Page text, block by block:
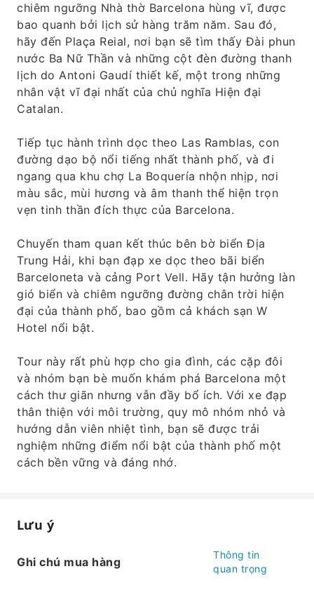
chiêm ngưỡng Nhà thờ Barcelona hùng vĩ, được
bao quanh bởi lịch sử hàng trăm năm. Sau đó,
hãy đến Plaça Reial, nơi bạn sẽ tìm thấy Đài phun
nước Ba Nữ Thần và những cột đèn đường thanh
lịch do Antoni Gaudí thiết kế, một trong những
nhân vật vĩ đại nhất của chủ nghĩa Hiện đại
Catalan.
Tiếp tục hành trình dọc theo Las Ramblas, con
đường dạo bộ nổi tiếng nhất thành phố, và đi
ngang qua khu chợ La Boquería nhộn nhịp, nơi
màu sắc, mùi hương và âm thanh thể hiện trọn
vẹn tinh thần đích thực của Barcelona.
Chuyến tham quan kết thúc bên bờ biển Địa
Trung Hải, khi bạn đạp xe dọc theo bãi biển
Barceloneta và cảng Port Vell. Hãy tận hưởng làn
gió biển và chiêm ngưỡng đường chân trời hiện
đại của thành phố, bao gồm cả khách sạn W
Hotel nổi bật.
Tour này rất phù hợp cho gia đình, các cặp đôi
và nhóm bạn bè muốn khám phá Barcelona một
cách thư giãn nhưng vẫn đầy bổ ích. Với xe đạp
thân thiện với môi trường, quy mô nhóm nhỏ và
hướng dẫn viên nhiệt tình, bạn sẽ được trải
nghiệm những điểm nổi bật của thành phố một
cách bền vững và đáng nhớ.
Lưu ý
Ghi chú mua hàng
Thông tin
quan trọng